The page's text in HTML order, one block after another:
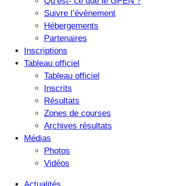
Suivre l’évènement
Hébergements
Partenaires
Inscriptions
Tableau officiel
Tableau officiel
Inscrits
Résultats
Zones de courses
Archives résultats
Médias
Photos
Vidéos